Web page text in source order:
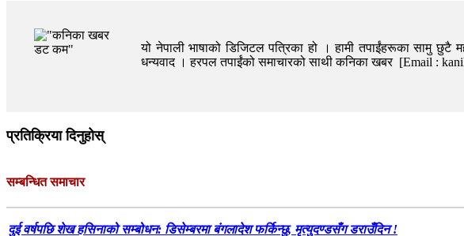
यो नेपाली भाषाको डिजिटल पत्रिका हो । हामी तपाईंहरूका सामु छुटै
धन्यवाद । हरपल तपाईंको समाचारको साथी कनिका खबर [Email :
प्रतिक्रिया दिनुहोस्
सम्बन्धित समाचार
दुई वर्षपछि शेख हसिनाको सम्बोधन: डिसेम्बरमा बंगलादेश फर्किन्छु, मृत्युदण्डसँग डराउँदिन !